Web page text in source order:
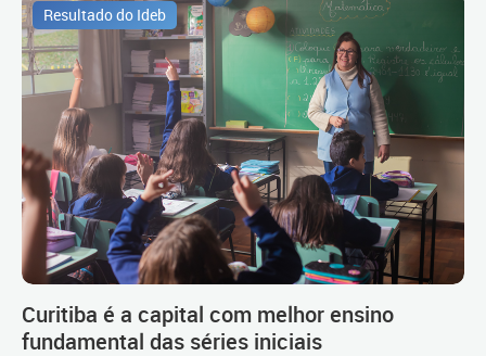
Resultado do Ideb
Curitiba é a capital com melhor ensino
fundamental das séries iniciais